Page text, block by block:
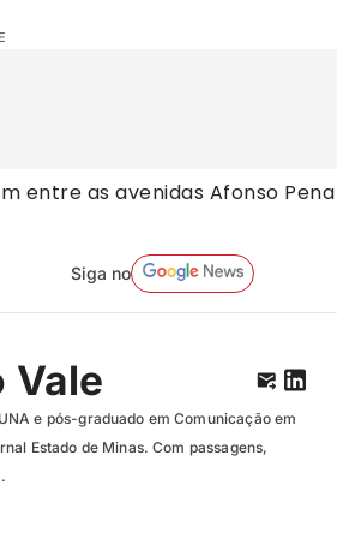
entre as avenidas Afonso Pena
Siga no
Vale
e pós-graduado em Comunicação em
Estado de Minas. Com passagens,